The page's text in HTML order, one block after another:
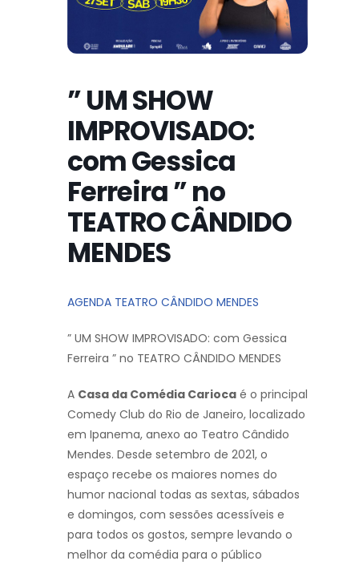
” UM SHOW
IMPROVISADO:
com Gessica
Ferreira ” no
TEATRO CÂNDIDO
MENDES
AGENDA TEATRO CÂNDIDO MENDES
” UM SHOW IMPROVISADO: com Gessica
Ferreira ” no TEATRO CÂNDIDO MENDES
A Casa da Comédia Carioca é o principal
Comedy Club do Rio de Janeiro, localizado
em Ipanema, anexo ao Teatro Cândido
Mendes. Desde setembro de 2021, o
espaço recebe os maiores nomes do
humor nacional todas as sextas, sábados
e domingos, com sessões acessíveis e
para todos os gostos, sempre levando o
melhor da comédia para o público